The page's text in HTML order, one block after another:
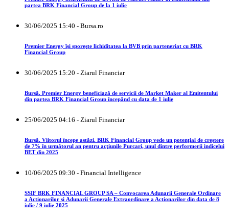
partea BRK Financial Group de la 1 iulie
30/06/2025 15:40 - Bursa.ro
Premier Energy îşi sporeşte lichiditatea la BVB prin parteneriat cu BRK
Financial Group
30/06/2025 15:20 - Ziarul Financiar
Bursă. Premier Energy beneficiază de servicii de Market Maker al Emitentului
din partea BRK Financial Group începând cu data de 1 iulie
25/06/2025 04:16 - Ziarul Financiar
Bursă. Viitorul începe astăzi. BRK Financial Group vede un potenţial de creştere
de 7% în următorul an pentru acţiunile Purcari, unul dintre performerii indicelui
BET din 2025
10/06/2025 09:30 - Financial Intelligence
SSIF BRK FINANCIAL GROUP SA – Convocarea Adunarii Generale Ordinare
a Actionarilor si Adunarii Generale Extraordinare a Actionarilor din data de 8
iulie / 9 iulie 2025